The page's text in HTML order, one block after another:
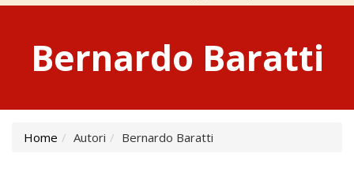
Bernardo Baratti
Home Autori Bernardo Baratti